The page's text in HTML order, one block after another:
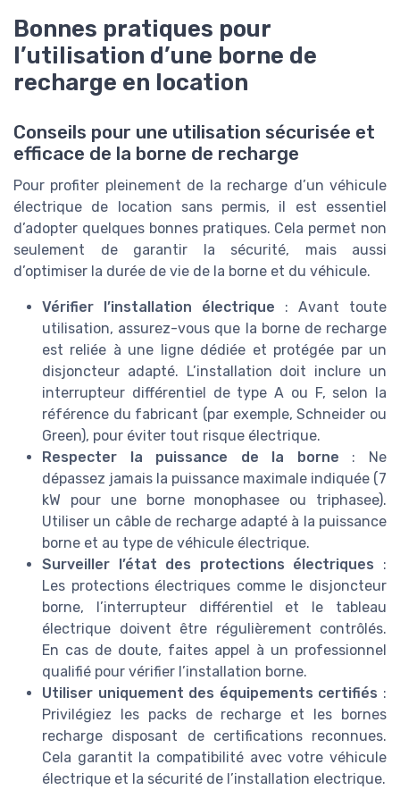
Bonnes pratiques pour
l’utilisation d’une borne de
recharge en location
Conseils pour une utilisation sécurisée et
efficace de la borne de recharge
Pour profiter pleinement de la recharge d’un véhicule
électrique de location sans permis, il est essentiel
d’adopter quelques bonnes pratiques. Cela permet non
seulement de garantir la sécurité, mais aussi
d’optimiser la durée de vie de la borne et du véhicule.
Vérifier l’installation électrique : Avant toute
utilisation, assurez-vous que la borne de recharge
est reliée à une ligne dédiée et protégée par un
disjoncteur adapté. L’installation doit inclure un
interrupteur différentiel de type A ou F, selon la
référence du fabricant (par exemple, Schneider ou
Green), pour éviter tout risque électrique.
Respecter la puissance de la borne : Ne
dépassez jamais la puissance maximale indiquée (7
kW pour une borne monophasee ou triphasee).
Utiliser un câble de recharge adapté à la puissance
borne et au type de véhicule électrique.
Surveiller l’état des protections électriques :
Les protections électriques comme le disjoncteur
borne, l’interrupteur différentiel et le tableau
électrique doivent être régulièrement contrôlés.
En cas de doute, faites appel à un professionnel
qualifié pour vérifier l’installation borne.
Utiliser uniquement des équipements certifiés :
Privilégiez les packs de recharge et les bornes
recharge disposant de certifications reconnues.
Cela garantit la compatibilité avec votre véhicule
électrique et la sécurité de l’installation electrique.